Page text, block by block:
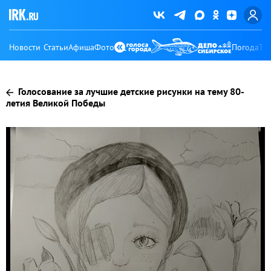
Новости СтатьиАфишаФото Погода
Голосование за лучшие детские рисунки на тему 80-
летия Великой Победы